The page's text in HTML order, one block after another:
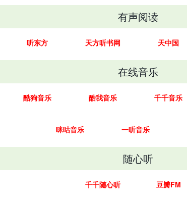
有声阅读
听东方 天方听书网 天中国
在线音乐
酷狗音乐 酷我音乐 千千音乐
咪咕音乐 一听音乐
随心听
千千随心听 豆瓣FM